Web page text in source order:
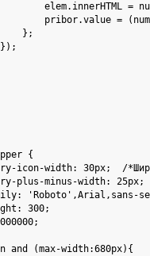
elem.innerHTML =
pribor.value =
};
{
icon-width: 30px;  /
plus-minus-width:
'Roboto',Arial,sans-
300;
and (max-width:680px){